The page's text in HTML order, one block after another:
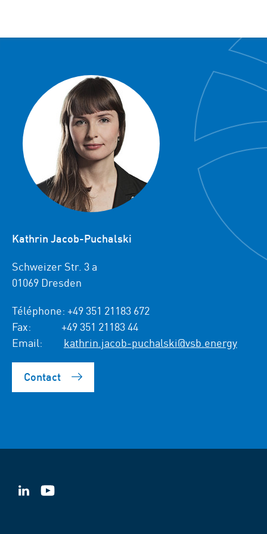
Kathrin Jacob-Puchalski
Schweizer Str. 3 a
01069 Dresden
Téléphone: +49 351 21183 672
Fax:
+49 351 21183 44
Email:
kathrin.jacob-puchalski@vsb.energy
Contact
VSB
VSB